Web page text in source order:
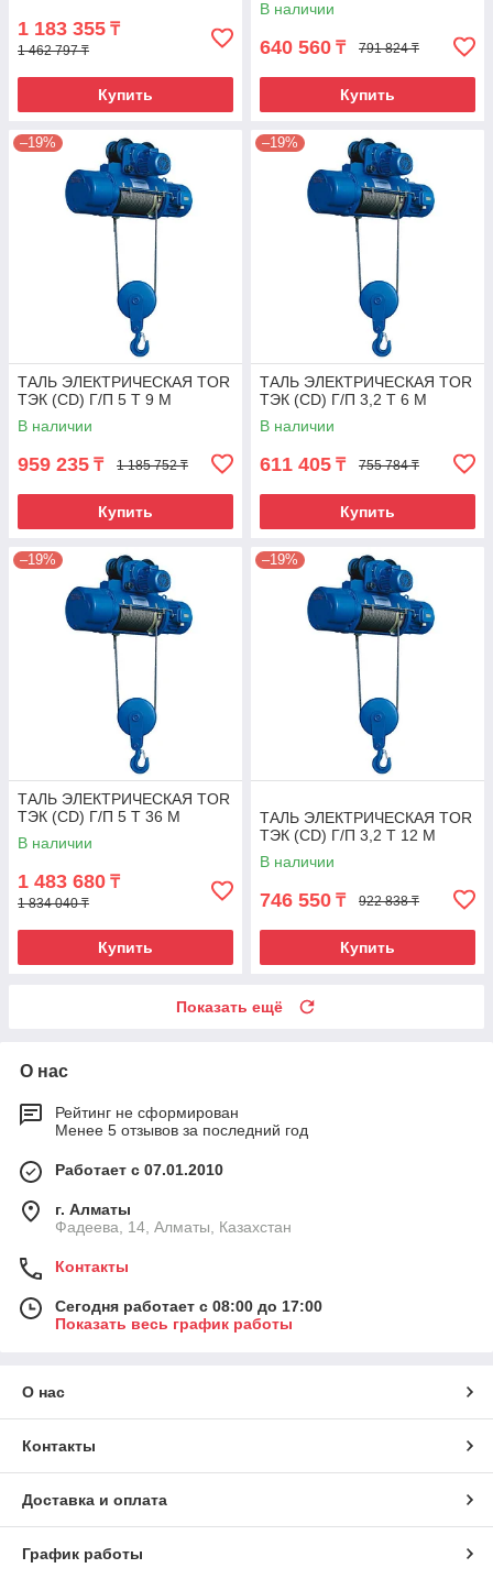
1 183 355 ₸
1 462 797 ₸
Купить
В наличии
640 560 ₸ 791 824 ₸
Купить
–19%
ТАЛЬ ЭЛЕКТРИЧЕСКАЯ TOR
ТЭК (CD) Г/П 5 Т 9 М
В наличии
959 235 ₸ 1 185 752 ₸
Купить
–19%
ТАЛЬ ЭЛЕКТРИЧЕСКАЯ TOR
ТЭК (CD) Г/П 3,2 Т 6 М
В наличии
611 405 ₸ 755 784 ₸
Купить
–19%
ТАЛЬ ЭЛЕКТРИЧЕСКАЯ TOR
ТЭК (CD) Г/П 5 Т 36 М
В наличии
1 483 680 ₸
1 834 040 ₸
Купить
–19%
ТАЛЬ ЭЛЕКТРИЧЕСКАЯ TOR
ТЭК (CD) Г/П 3,2 Т 12 М
В наличии
746 550 ₸ 922 838 ₸
Купить
Показать ещё
О нас
Рейтинг не сформирован
Менее 5 отзывов за последний год
Работает с 07.01.2010
г. Алматы
Фадеева, 14, Алматы, Казахстан
Контакты
Сегодня работает с 08:00 до 17:00
Показать весь график работы
О нас
Контакты
Доставка и оплата
График работы